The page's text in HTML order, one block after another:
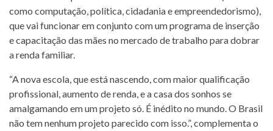
como computação, política, cidadania e empreendedorismo),
que vai funcionar em conjunto com um programa de inserção
e capacitação das mães no mercado de trabalho para dobrar
a renda familiar.
“A nova escola, que está nascendo, com maior qualificação
profissional, aumento de renda, e a casa dos sonhos se
amalgamando em um projeto só. É inédito no mundo. O Brasil
não tem nenhum projeto parecido com isso.”, complementa o